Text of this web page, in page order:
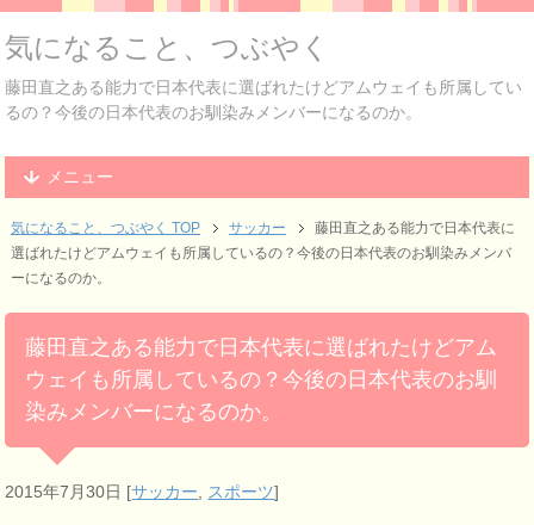
気になること、つぶやく
藤田直之ある能力で日本代表に選ばれたけどアムウェイも所属してい
るの？今後の日本代表のお馴染みメンバーになるのか。
メニュー
気になること、つぶやく TOP サッカー
藤田直之ある能力で日本代表に
選ばれたけどアムウェイも所属しているの？今後の日本代表のお馴染みメンバ
ーになるのか。
藤田直之ある能力で日本代表に選ばれたけどアム
ウェイも所属しているの？今後の日本代表のお馴
染みメンバーになるのか。
2015年7月30日 [サッカー, スポーツ]